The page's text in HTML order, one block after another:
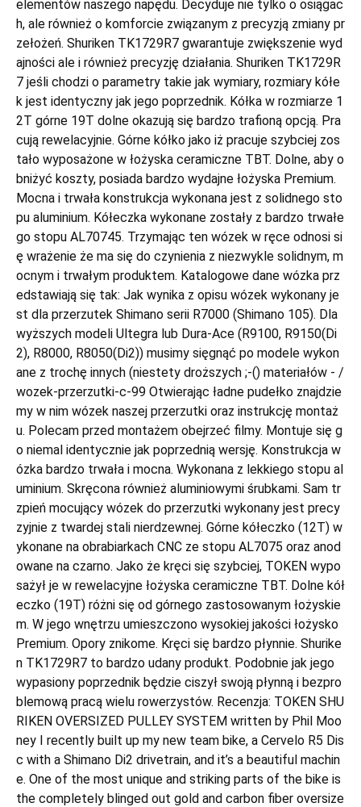
elementów naszego napędu. Decyduje nie tylko o osiągac
h, ale również o komforcie związanym z precyzją zmiany pr
zełożeń. Shuriken TK1729R7 gwarantuje zwiększenie wyd
ajności ale i również precyzję działania. Shuriken TK1729R
7 jeśli chodzi o parametry takie jak wymiary, rozmiary kółe
k jest identyczny jak jego poprzednik. Kółka w rozmiarze 1
2T górne 19T dolne okazują się bardzo trafioną opcją. Pra
cują rewelacyjnie. Górne kółko jako iż pracuje szybciej zos
tało wyposażone w łożyska ceramiczne TBT. Dolne, aby o
bniżyć koszty, posiada bardzo wydajne łożyska Premium.
Mocna i trwała konstrukcja wykonana jest z solidnego sto
pu aluminium. Kółeczka wykonane zostały z bardzo trwałe
go stopu AL70745. Trzymając ten wózek w ręce odnosi si
ę wrażenie że ma się do czynienia z niezwykle solidnym, m
ocnym i trwałym produktem. Katalogowe dane wózka prz
edstawiają się tak: Jak wynika z opisu wózek wykonany je
st dla przerzutek Shimano serii R7000 (Shimano 105). Dla
wyższych modeli Ultegra lub Dura-Ace (R9100, R9150(Di
2), R8000, R8050(Di2)) musimy sięgnąć po modele wykon
ane z trochę innych (niestety droższych ;-() materiałów - /
wozek-przerzutki-c-99 Otwierając ładne pudełko znajdzie
my w nim wózek naszej przerzutki oraz instrukcję montaż
u. Polecam przed montażem obejrzeć filmy. Montuje się g
o niemal identycznie jak poprzednią wersję. Konstrukcja w
ózka bardzo trwała i mocna. Wykonana z lekkiego stopu al
uminium. Skręcona również aluminiowymi śrubkami. Sam tr
zpień mocujący wózek do przerzutki wykonany jest precy
zyjnie z twardej stali nierdzewnej. Górne kółeczko (12T) w
ykonane na obrabiarkach CNC ze stopu AL7075 oraz anod
owane na czarno. Jako że kręci się szybciej, TOKEN wypo
sażył je w rewelacyjne łożyska ceramiczne TBT. Dolne kół
eczko (19T) różni się od górnego zastosowanym łożyskie
m. W jego wnętrzu umieszczono wysokiej jakości łożysko
Premium. Opory znikome. Kręci się bardzo płynnie. Shurike
n TK1729R7 to bardzo udany produkt. Podobnie jak jego
wypasiony poprzednik będzie ciszył swoją płynną i bezpro
blemową pracą wielu rowerzystów. Recenzja: TOKEN SHU
RIKEN OVERSIZED PULLEY SYSTEM written by Phil Moo
ney I recently built up my new team bike, a Cervelo R5 Dis
c with a Shimano Di2 drivetrain, and it’s a beautiful machin
e. One of the most unique and striking parts of the bike is
the completely blinged out gold and carbon fiber oversize